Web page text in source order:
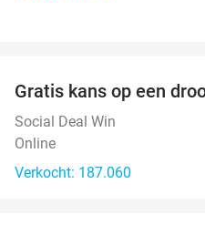
Gratis kans op een
Social Deal Win
Online
Verkocht: 187.060